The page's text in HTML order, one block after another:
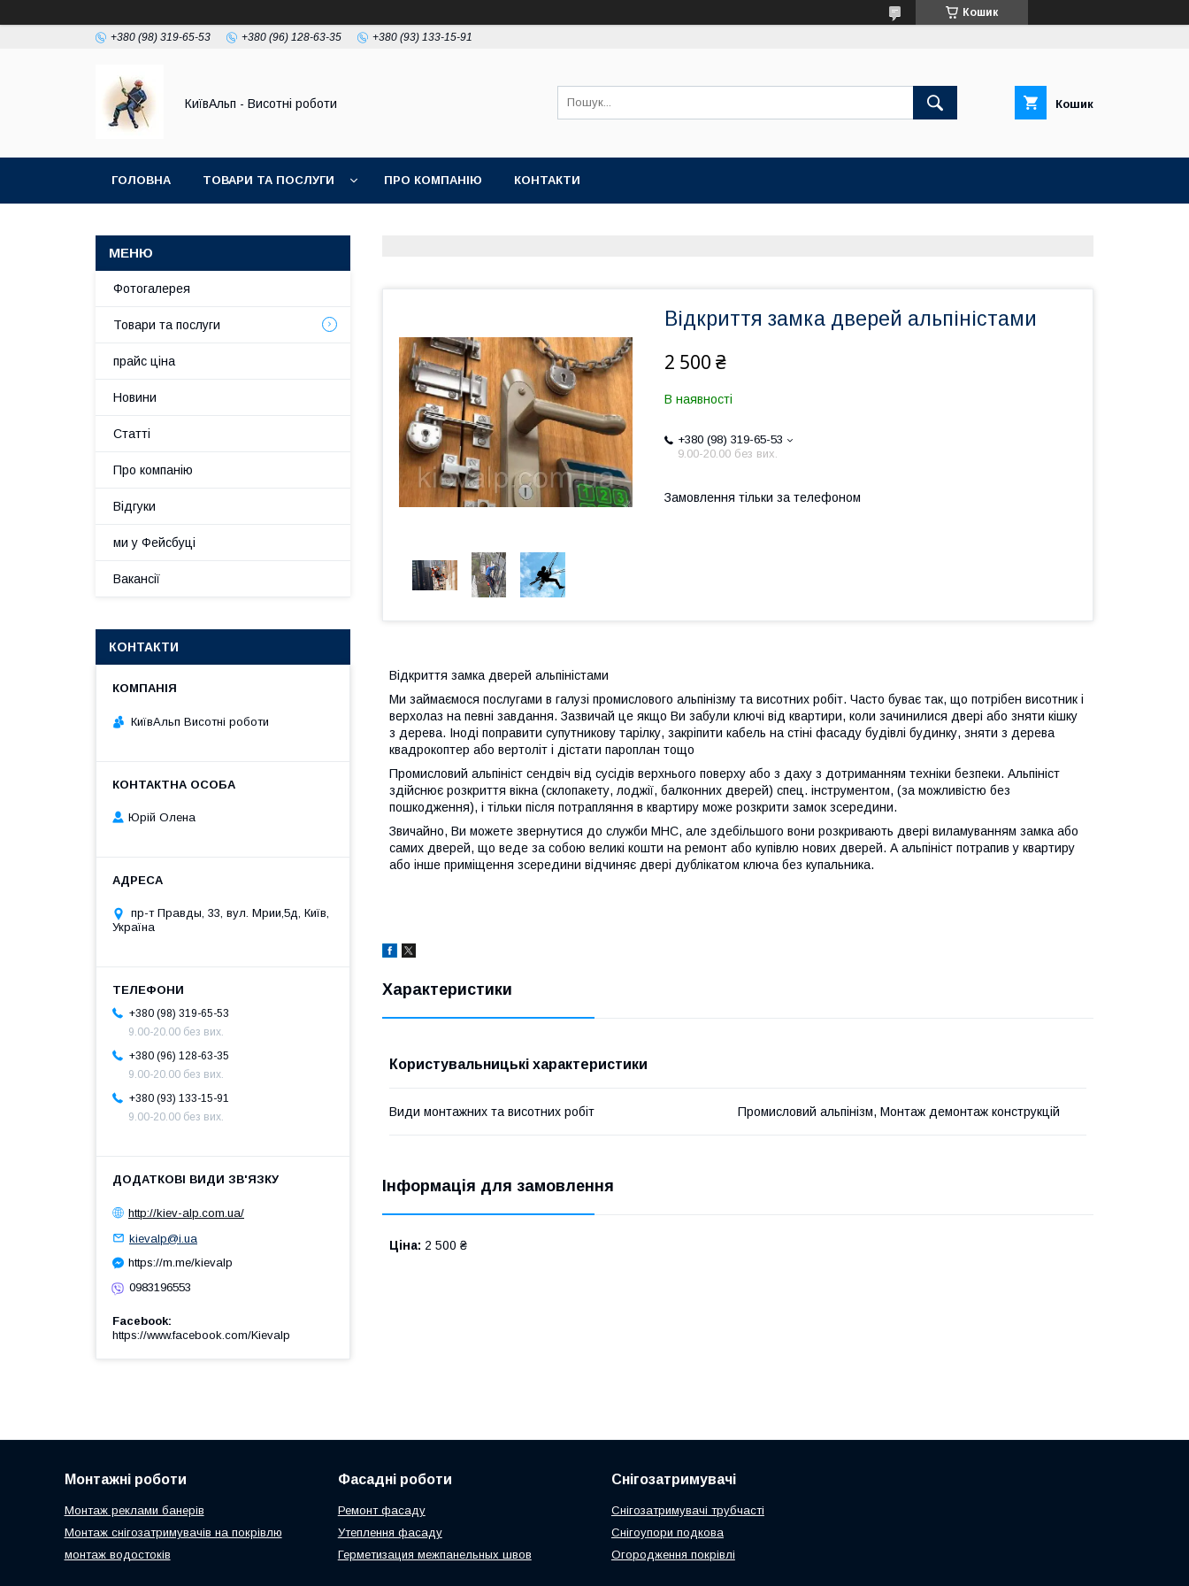
Кошик
+380 (98) 319-65-53 +380 (96) 128-63-35 +380 (93) 133-15-91
КиївАльп - Висотні роботи Кошик
ГОЛОВНА ТОВАРИ ТА ПОСЛУГИ ПРО КОМПАНІЮ КОНТАКТИ
Відкриття замка дверей альпіністами
2 500 ₴
В наявності
+380 (98) 319-65-53
9.00-20.00 без вих.
Замовлення тільки за телефоном
Відкриття замка дверей альпіністами
Ми займаємося послугами в галузі промислового альпінізму та висотних робіт. Часто буває так, що потрібен висотник і
верхолаз на певні завдання. Зазвичай це якщо Ви забули ключі від квартири, коли зачинилися двері або зняти кішку
з дерева. Іноді поправити супутникову тарілку, закріпити кабель на стіні фасаду будівлі будинку, зняти з дерева
квадрокоптер або вертоліт і дістати пароплан тощо
Промисловий альпініст сендвіч від сусідів верхнього поверху або з даху з дотриманням техніки безпеки. Альпініст
здійснює розкриття вікна (склопакету, лоджії, балконних дверей) спец. інструментом, (за можливістю без
пошкодження), і тільки після потрапляння в квартиру може розкрити замок зсередини.
Звичайно, Ви можете звернутися до служби МНС, але здебільшого вони розкривають двері виламуванням замка або
самих дверей, що веде за собою великі кошти на ремонт або купівлю нових дверей. А альпініст потрапив у квартиру
або інше приміщення зсередини відчиняє двері дублікатом ключа без купальника.
Характеристики
Користувальницькі характеристики
Види монтажних та висотних робіт Промисловий альпінізм, Монтаж демонтаж конструкцій
Інформація для замовлення
Ціна: 2 500 ₴
Фотогалерея
Товари та послуги
прайс ціна
Новини
Статті
Про компанію
Відгуки
ми у Фейсбуці
Вакансії
КОНТАКТИ
КиївАльп Висотні роботи
Юрій Олена
пр-т Правды, 33, вул. Мрии,5д, Київ,
Україна
+380 (98) 319-65-53
9.00-20.00 без вих.
+380 (96) 128-63-35
9.00-20.00 без вих.
+380 (93) 133-15-91
9.00-20.00 без вих.
http://kiev-alp.com.ua/
kievalp@i.ua
https://m.me/kievalp
0983196553
Facebook
https://www.facebook.com/Kievalp
Монтажні роботи
Монтаж реклами банерів
Монтаж снігозатримувачів на покрівлю
монтаж водостоків
Фасадні роботи
Ремонт фасаду
Утеплення фасаду
Герметизация межпанельных швов
Снігозатримувачі
Снігозатримувачі трубчасті
Снігоупори подкова
Огородження покрівлі